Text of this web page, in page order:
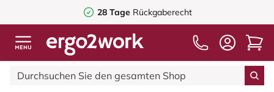
28 Tage Rückgaberecht